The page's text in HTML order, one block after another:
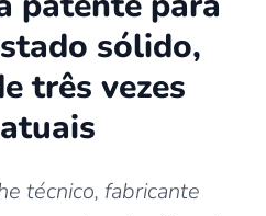
sólido,
três vezes
técnico, fabricante